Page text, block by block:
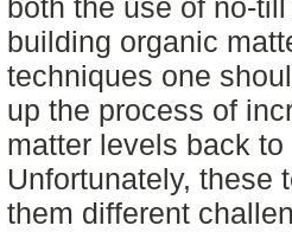
both the use of no-
building organic
techniques one
up the process of
matter levels back
Unfortunately, these
them different